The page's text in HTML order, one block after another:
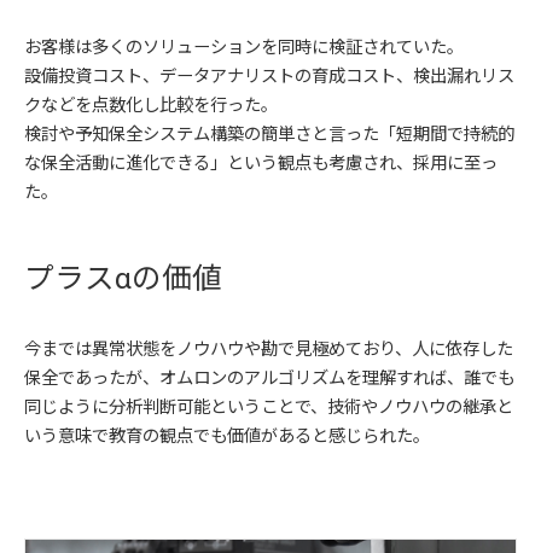
お客様は多くのソリューションを同時に検証されていた。
設備投資コスト、データアナリストの育成コスト、検出漏れリス
クなどを点数化し比較を行った。
検討や予知保全システム構築の簡単さと言った「短期間で持続的
な保全活動に進化できる」という観点も考慮され、採用に至っ
た。
プラスαの価値
今までは異常状態をノウハウや勘で見極めており、人に依存した
保全であったが、オムロンのアルゴリズムを理解すれば、誰でも
同じように分析判断可能ということで、技術やノウハウの継承と
いう意味で教育の観点でも価値があると感じられた。